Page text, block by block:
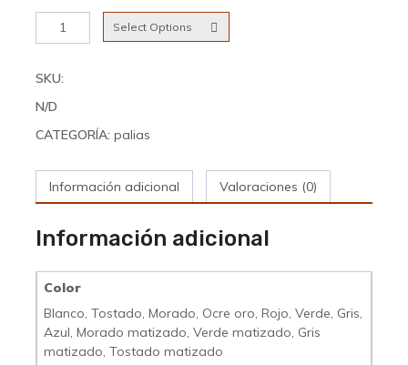
Palia
20
Select Options
SKU:
N/D
CATEGORÍA: palias
Información adicional Valoraciones (0)
Información adicional
Color
Blanco, Tostado, Morado, Ocre oro, Rojo, Verde, Gris,
Azul, Morado matizado, Verde matizado, Gris
matizado, Tostado matizado